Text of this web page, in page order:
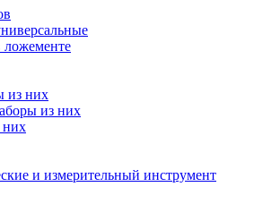
ложементе
из них
из них
них
и измерительный инструмент